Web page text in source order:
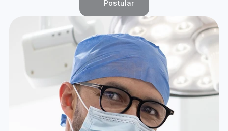
Postular